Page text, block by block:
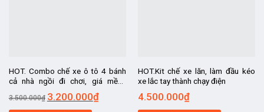
HOT. Combo chế xe ô tô 4 bánh
cả nhà ngồi đi chơi, giá mềm,
động cơ 48v750w và phụ kiện
siêu chất
3.500.000₫ 3.200.000₫
HOT.Kit chế xe lăn, làm đầu kéo
xe lắc tay thành chạy điện
4.500.000₫